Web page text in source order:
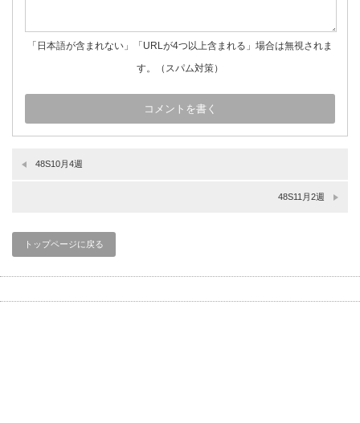
「日本語が含まれない」「URLが4つ以上含まれる」場合は無視されま
す。（スパム対策）
48S10月4週
48S11月2週
トップページに戻る